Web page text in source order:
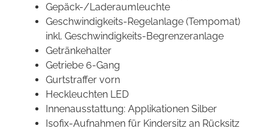
Gepäck-/Laderaumleuchte
Geschwindigkeits-Regelanlage (Tempomat)
inkl. Geschwindigkeits-Begrenzeranlage
Getränkehalter
Getriebe 6-Gang
Gurtstraffer vorn
Heckleuchten LED
Innenausstattung: Applikationen Silber
Isofix-Aufnahmen für Kindersitz an Rücksitz